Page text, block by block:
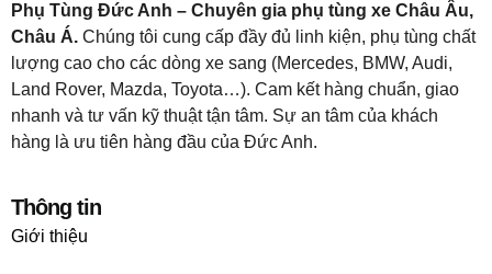
Phụ Tùng Đức Anh – Chuyên gia phụ tùng xe Châu Âu,
Châu Á. Chúng tôi cung cấp đầy đủ linh kiện, phụ tùng chất
lượng cao cho các dòng xe sang (Mercedes, BMW, Audi,
Land Rover, Mazda, Toyota…). Cam kết hàng chuẩn, giao
nhanh và tư vấn kỹ thuật tận tâm. Sự an tâm của khách
hàng là ưu tiên hàng đầu của Đức Anh.
Thông tin
Giới thiệu